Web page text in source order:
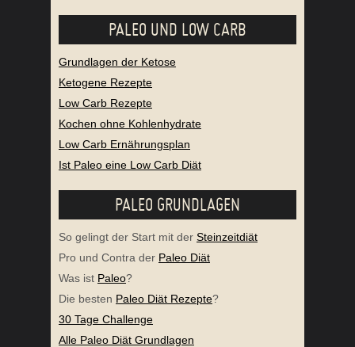
PALEO UND LOW CARB
Grundlagen der Ketose
Ketogene Rezepte
Low Carb Rezepte
Kochen ohne Kohlenhydrate
Low Carb Ernährungsplan
Ist Paleo eine Low Carb Diät
PALEO GRUNDLAGEN
So gelingt der Start mit der Steinzeitdiät
Pro und Contra der Paleo Diät
Was ist Paleo?
Die besten Paleo Diät Rezepte?
30 Tage Challenge
Alle Paleo Diät Grundlagen